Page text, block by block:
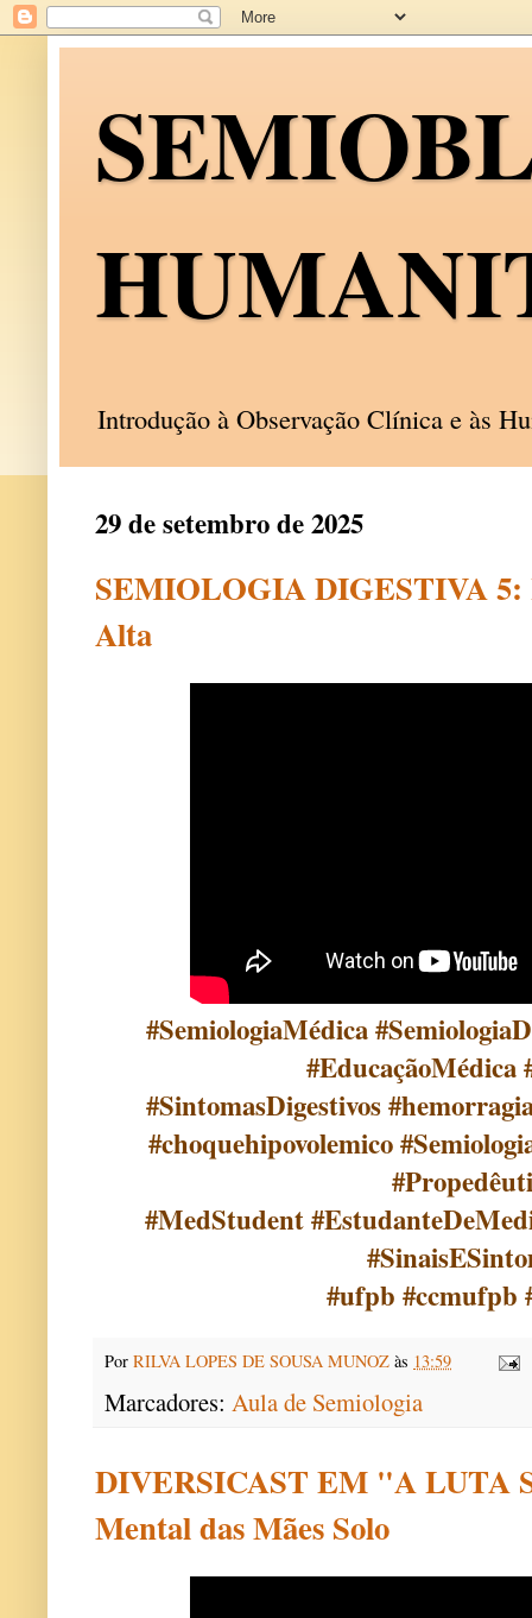
Introdução à Observação Clínica e às
29 de setembro de 2025
SEMIOLOGIA DIGESTIVA 5:
Alta
#SemiologiaMédica
#EducaçãoMédica
#SintomasDigestivos
#choquehipovolemico
#MedStudent
#ufpb #ccmufpb
Por RILVA LOPES DE SOUSA MUNOZ às 13:59
Marcadores: Aula de Semiologia
DIVERSICAST EM "A LUTA
Mental das Mães Solo